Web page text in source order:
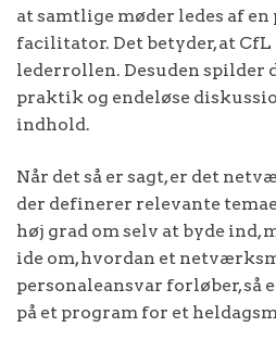
at samtlige møder ledes af
facilitator. Det betyder, at CfL
lederrollen. Desuden spilder
praktik og endeløse
indhold.
Når det så er sagt, er det
der definerer relevante
høj grad om selv at byde ind,
ide om, hvordan et
personaleansvar forløber, så
på et program for et